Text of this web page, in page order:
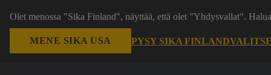
Olet menossa "Sika Finland", näyttää, että olet "Yhdysvallat".
MENE SIKA USA PYSY SIKA FINLAND